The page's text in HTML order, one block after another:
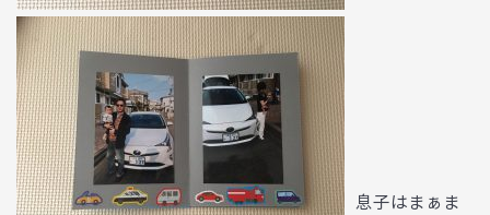
息子はまぁま